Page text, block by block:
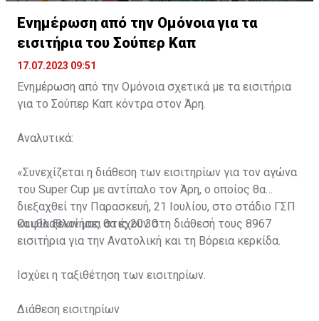
Ενημέρωση από την Ομόνοια για τα
εισιτήρια του Σούπερ Καπ
17.07.2023 09:51
Ενημέρωση από την Ομόνοια σχετικά με τα εισιτήρια
για το Σούπερ Καπ κόντρα στον Άρη.
Αναλυτικά:
«Συνεχίζεται η διάθεση των εισιτηρίων για τον αγώνα
του Super Cup με αντίπαλο τον Άρη, ο οποίος θα
διεξαχθεί την Παρασκευή, 21 Ιουλίου, στο στάδιο ΓΣΠ
και θα ξεκινήσει στις 20:30.
Οι φίλαθλοί μας θα έχουν στη διάθεσή τους 8967
εισιτήρια για την Ανατολική και τη Βόρεια κερκίδα.
Ισχύει η ταξιθέτηση των εισιτηρίων.
Διάθεση εισιτηρίων